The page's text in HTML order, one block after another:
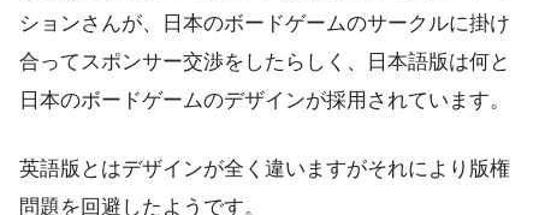
ションさんが、日本のボードゲームのサークルに掛け
合ってスポンサー交渉をしたらしく、日本語版は何と
日本のボードゲームのデザインが採用されています。
英語版とはデザインが全く違いますがそれにより版権
問題を回避したようです。